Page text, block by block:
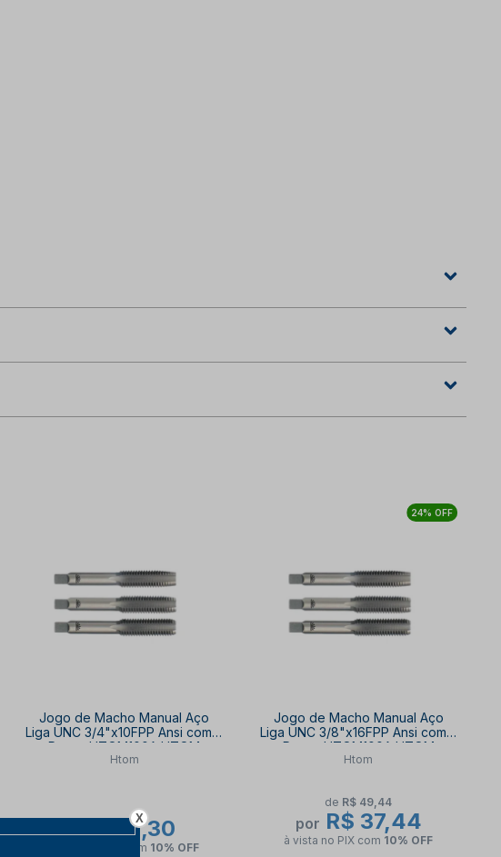
Jogo de Macho Manual Aço
Liga UNC 3/4"x10FPP Ansi com 3
Peças HTOM100A HTOM
Htom
R$ 101,30
com 10% OFF
24% OFF
Jogo de Macho Manual Aço
Liga UNC 3/8"x16FPP Ansi com 3
Peças HTOM100A HTOM
Htom
de R$ 49,44
por R$ 37,44
à vista no PIX com 10% OFF
X